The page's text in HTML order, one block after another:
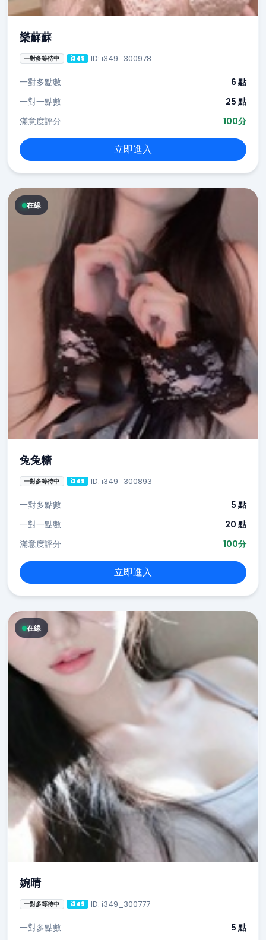
樂蘇蘇
一對多等待中 i349 ID: i349_300978
一對多點數
6 點
一對一點數
25 點
滿意度評分
100分
立即進入
在線
兔兔糖
一對多等待中 i349 ID: i349_300893
一對多點數
5 點
一對一點數
20 點
滿意度評分
100分
立即進入
在線
婉晴
一對多等待中 i349 ID: i349_300777
一對多點數
5 點